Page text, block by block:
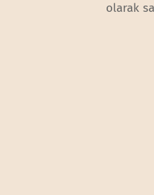
olarak